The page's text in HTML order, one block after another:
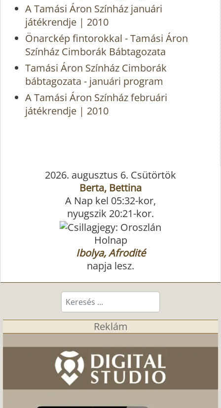
A Tamási Áron Színház januári
játékrendje | 2010
Önarckép fintorokkal - Tamási Áron
Színház Cimborák Bábtagozata
Tamási Áron Színház Cimborák
bábtagozata - januári program
A Tamási Áron Színház februári
játékrendje | 2010
2026. augusztus 6. Csütörtök
Berta, Bettina
A Nap kel 05:32-kor,
nyugszik 20:21-kor.
Holnap
Ibolya, Afrodité
napja lesz.
Keresés...
Reklám